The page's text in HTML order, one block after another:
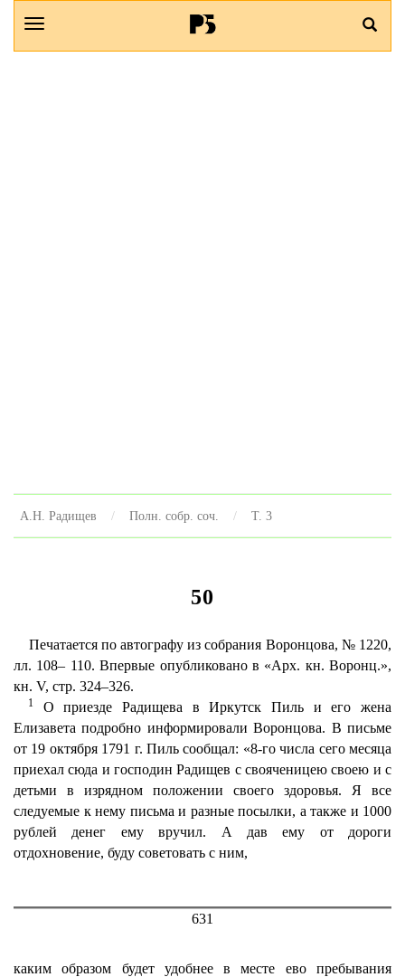
А.Н. Радищев Полн. собр. соч. Т. 3
50
Печатается по автографу из собрания Воронцова, № 1220,
лл. 108– 110. Впервые опубликовано в «Арх. кн. Воронц.»,
кн. V, стр. 324–326.
1
О приезде Радищева в Иркутск Пиль и его жена
Елизавета подробно информировали Воронцова. В письме
от 19 октября 1791 г. Пиль сообщал: «8-го числа сего месяца
приехал сюда и господин Радищев с свояченицею своею и с
детьми в изрядном положении своего здоровья. Я все
следуемые к нему письма и разные посылки, а также и 1000
рублей денег ему вручил. А дав ему от дороги
отдохновение, буду советовать с ним,
631
каким образом будет удобнее в месте ево пребывания